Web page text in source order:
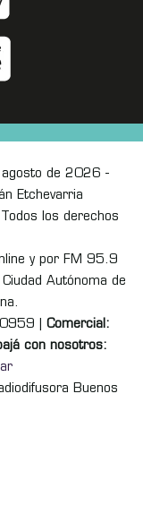
de 2026 -
Etchevarria
los derechos
y por FM 95.9
Autónoma de
| Comercial:
con nosotros:
Buenos